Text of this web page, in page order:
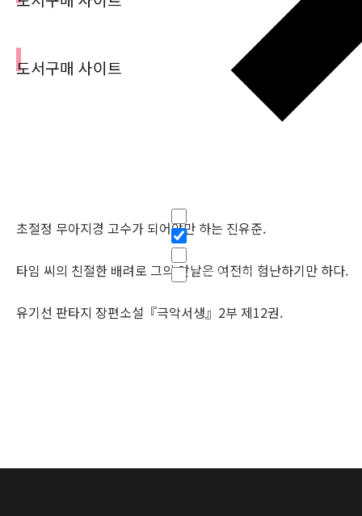
Hidden label
Hidden label
도서구매 사이트
초절정 무아지경 고수가 되어야만 하는 진유준.
타임 씨의 친절한 배려로 그의 앞날은 여전히 험난하기만 하다.
유기선 판타지 장편소설『극악서생』2부 제12권.